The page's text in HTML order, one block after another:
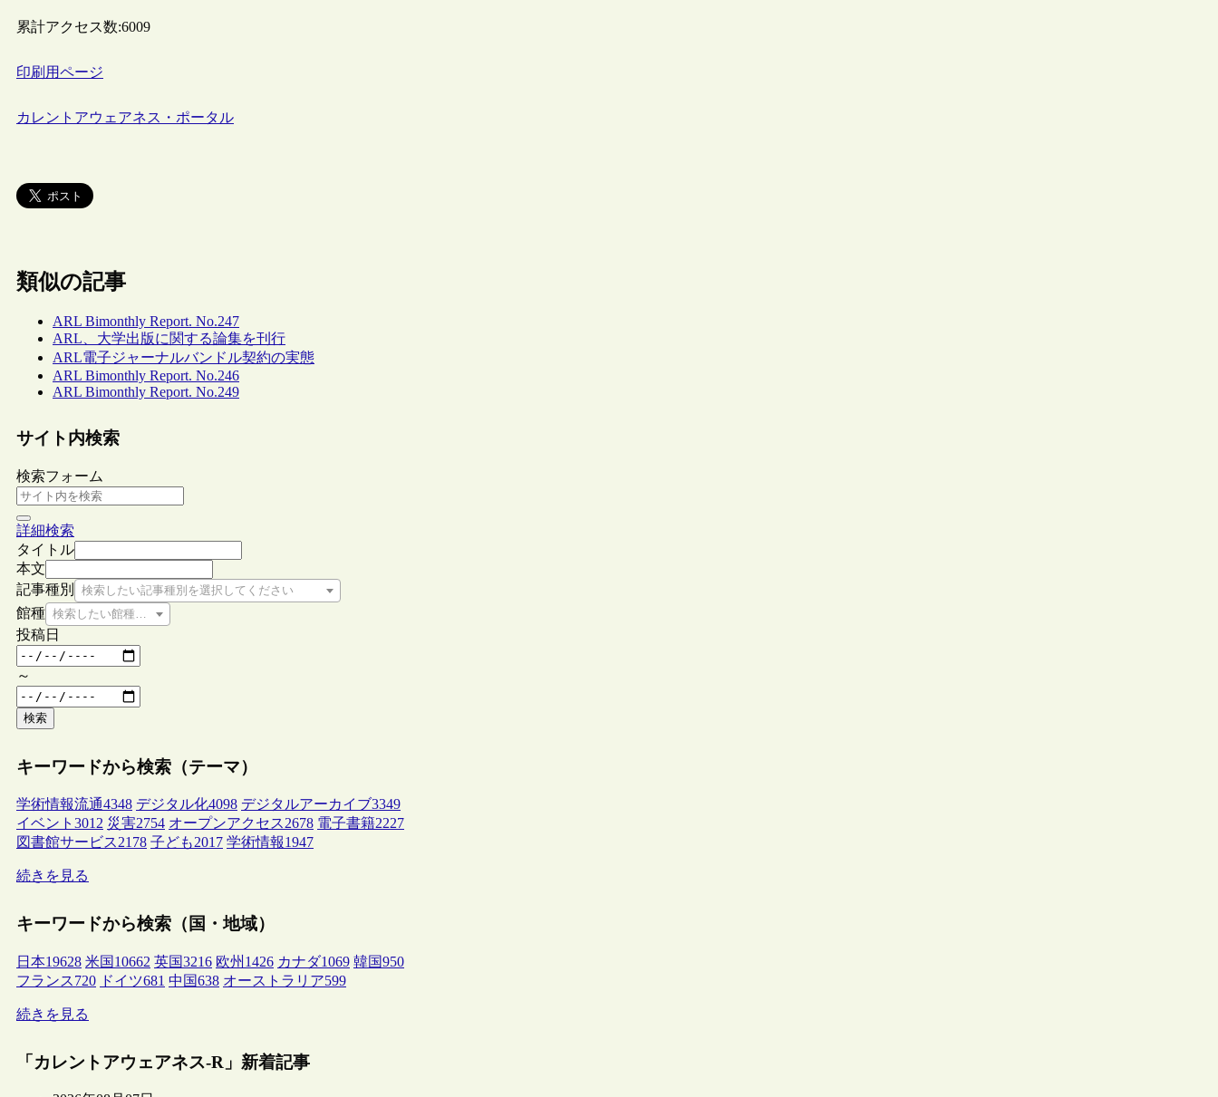
累計アクセス数:6009
印刷用ページ
カレントアウェアネス・ポータル
類似の記事
ARL Bimonthly Report. No.247
ARL、大学出版に関する論集を刊行
ARL電子ジャーナルバンドル契約の実態
ARL Bimonthly Report. No.246
ARL Bimonthly Report. No.249
サイト内検索
検索フォーム
詳細検索
タイトル
本文
記事種別
検索したい記事種別を選択してください
館種 検索したい館種を選択してください
投稿日
～
検索
キーワードから検索（テーマ）
学術情報流通4348 デジタル化4098 デジタルアーカイブ3349
イベント 3012 災害2754 オープンアクセス2678 電子書籍2227
図書館サービス2178 子ども2017 学術情報1947
続きを見る
キーワードから検索（国・地域）
日本19628 米国 10662 英国3216 欧州 1426 カナダ1069 韓国950
フランス720 ドイツ681 中国638 オーストラリア599
続きを見る
「カレントアウェアネス-R」新着記事